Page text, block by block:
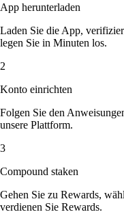
App herunterladen
Laden Sie die App,
legen Sie in Minuten los.
2
Konto einrichten
Folgen Sie den
unsere Plattform.
3
Compound staken
Gehen Sie zu Rewards,
verdienen Sie Rewards.